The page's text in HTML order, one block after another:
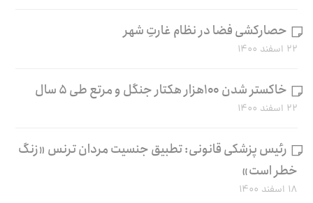
حصارکشی فضا در نظام غارتِ شهر
۲۲ اسفند ۱۴۰۰
خاکستر شدن ۱۰۰هزار هکتار جنگل و مرتع طی ۵ سال
۲۲ اسفند ۱۴۰۰
رئیس پزشکی قانونی: تطبیق جنسیت مردان ترنس «زنگ
خطر است»
۱۸ اسفند ۱۴۰۰